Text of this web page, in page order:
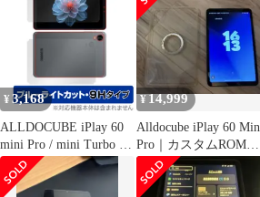
¥3,168
ALLDOCUBE iPlay 60
mini Pro / mini Turbo 表
背面 フィルム OverLay
Eye Protector 9H for オ
¥14,999
Alldocube iPlay 60
Pro｜カスタムROM導
入